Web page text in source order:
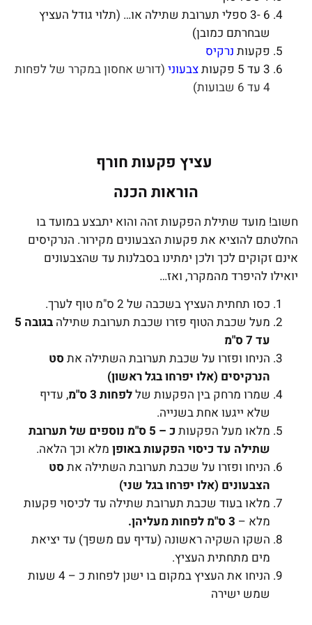
6 -3 ספלי תערובת שתילה או… (תלוי גודל העציץ
שבחרתם כמובן)
פקעות נרקיס
3 עד 5 פקעות
צבעוני (דורש אחסון במקרר של לפחות
4 עד 6 שבועות)
עציץ פקעות חורף
הוראות הכנה
חשוב! מועד שתילת הפקעות זהה והוא יתבצע במועד בו
החלטתם להוציא את פקעות הצבעונים מקירור. הנרקיסים
אינם זקוקים לכך ולכן ימתינו בסבלנות עד שהצבעונים
יואילו להיפרד מהמקרר, ואז…
כסו תחתית העציץ בשכבה של 2 ס"מ טוף לערך.
מעל שכבת הטוף פזרו שכבת תערובת שתילה
בגובה 5
עד 7 ס"מ
הניחו ופזרו על שכבת תערובת השתילה את סט
הנרקיסים (אלו יפרחו בגל ראשון)
שמרו מרחק בין הפקעות שללפחות 3 ס"מ
, עדיף
שלא ייגעו אחת בשנייה.
מלאו מעל הפקעות
כ – 5 ס"מ נוספים של תערובת
שתילה עד כיסוי הפקעות באופן מלא וכך הלאה.
הניחו ופזרו על שכבת תערובת השתילה את סט
הצבעונים (אלו יפרחו בגל שני)
מלאו בעוד שכבת תערובת שתילה עד לכיסוי פקעות
מלא –
השקו השקיה ראשונה (עדיף עם משפך) עד יציאת
מים מתחתית העציץ.
הניחו את העציץ במקום בו ישנן לפחות כ – 4 שעות
שמש ישירה